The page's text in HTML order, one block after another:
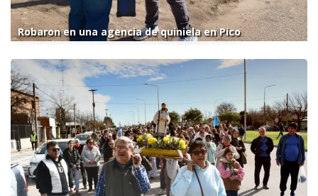
Robaron en una agencia de quiniela en Pico